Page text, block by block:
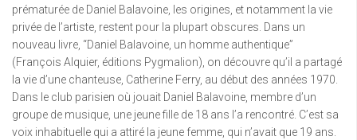
prématurée de Daniel Balavoine, les origines, et notamment la vie
privée de l’artiste, restent pour la plupart obscures. Dans un
nouveau livre, “Daniel Balavoine, un homme authentique”
(François Alquier, éditions Pygmalion), on découvre qu’il a partagé
la vie d’une chanteuse, Catherine Ferry, au début des années 1970.
Dans le club parisien où jouait Daniel Balavoine, membre d’un
groupe de musique, une jeune fille de 18 ans l’a rencontré. C’est sa
voix inhabituelle qui a attiré la jeune femme, qui n’avait que 19 ans.